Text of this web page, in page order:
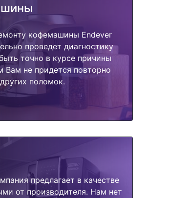
кофемашины Endever
проведет диагностику
точно в курсе причины
Вам не придется повторно
поломок.
предлагает в качестве
от производителя. Нам нет